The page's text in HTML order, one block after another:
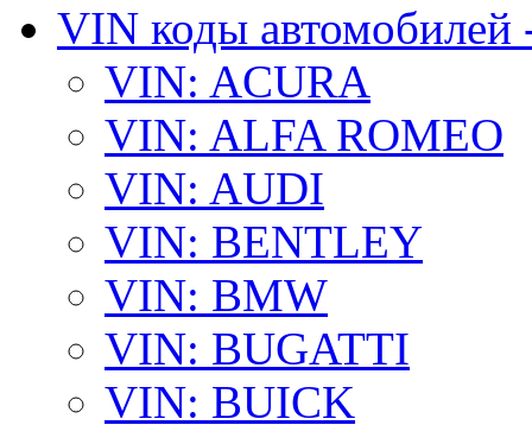
VIN коды автомобилей
VIN: ACURA
VIN: ALFA ROMEO
VIN: AUDI
VIN: BENTLEY
VIN: BMW
VIN: BUGATTI
VIN: BUICK